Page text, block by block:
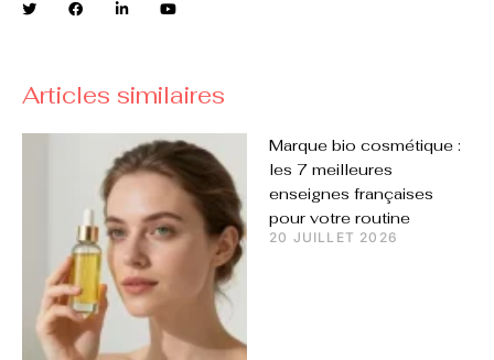
Articles similaires
Marque bio cosmétique :
les 7 meilleures
enseignes françaises
pour votre routine
20 JUILLET 2026